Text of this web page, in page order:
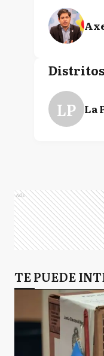
LP La
Ads
TE PUEDE